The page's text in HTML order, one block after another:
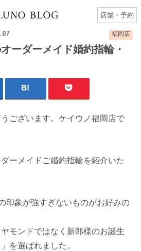
店舗・予約
「ペリドット」のオーダーメイド婚約指輪・福岡店
福岡店
ーダーメイド婚約指輪・
ございます。ケイウノ福岡店で
ーメイドご婚約指輪を紹介いた
印象が強すぎないものがお好みの
モンドではなく新郎様のお誕生
を選ばれました。